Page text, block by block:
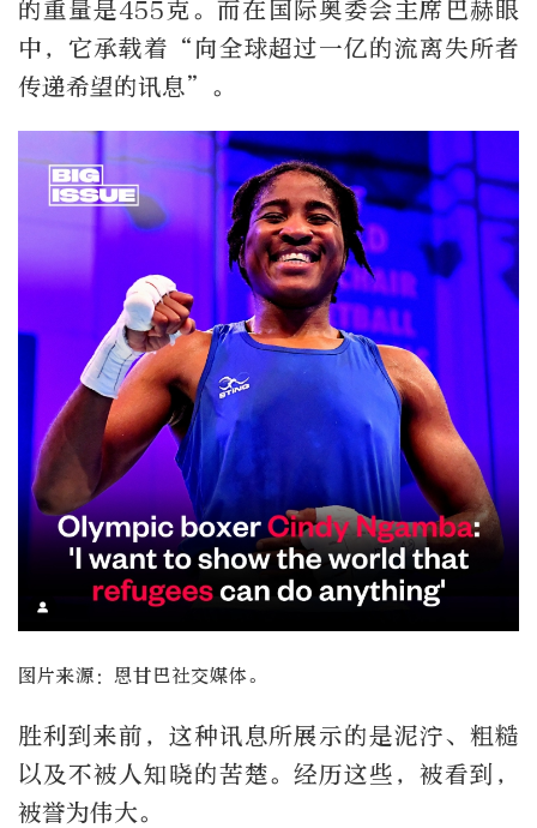
的重量是455克。而在国际奥委会主席巴赫眼
中，它承载着“向全球超过一亿的流离失所者
传递希望的讯息”。
图片来源：恩甘巴社交媒体。
胜利到来前，这种讯息所展示的是泥泞、粗糙
以及不被人知晓的苦楚。经历这些，被看到，
被誉为伟大。